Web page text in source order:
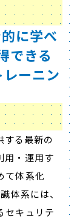
に学べ
できる
レーニン
する最新の
用・運用す
て体系化
体系には、
セキュリテ